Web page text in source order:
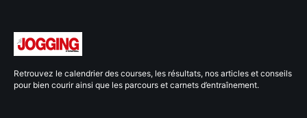
Retrouvez le calendrier des courses, les résultats, nos articles et conseils
pour bien courir ainsi que les parcours et carnets d’entraînement.